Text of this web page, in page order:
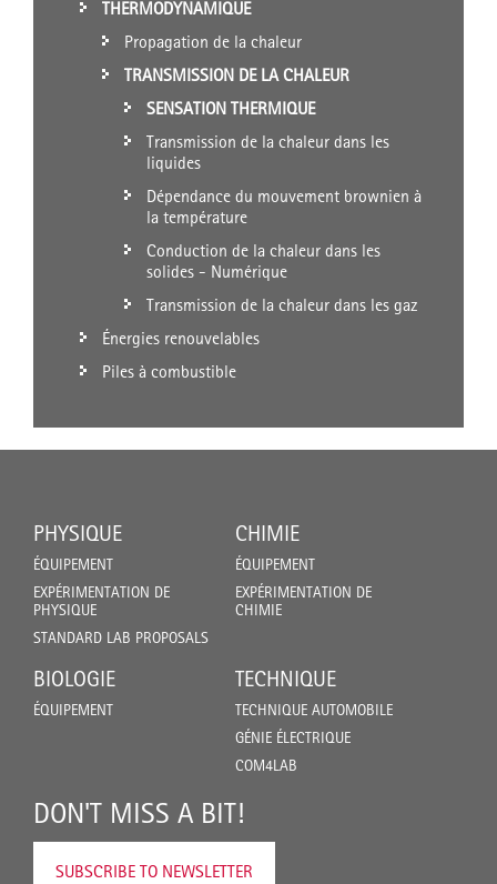
THERMODYNAMIQUE
Propagation de la chaleur
TRANSMISSION DE LA CHALEUR
SENSATION THERMIQUE
Transmission de la chaleur dans les
liquides
Dépendance du mouvement brownien à
la température
Conduction de la chaleur dans les
solides - Numérique
Transmission de la chaleur dans les gaz
Énergies renouvelables
Piles à combustible
PHYSIQUE
ÉQUIPEMENT
EXPÉRIMENTATION DE
PHYSIQUE
STANDARD LAB PROPOSALS
CHIMIE
ÉQUIPEMENT
EXPÉRIMENTATION DE
CHIMIE
BIOLOGIE
ÉQUIPEMENT
TECHNIQUE
TECHNIQUE AUTOMOBILE
GÉNIE ÉLECTRIQUE
COM4LAB
DON'T MISS A BIT!
SUBSCRIBE TO NEWSLETTER